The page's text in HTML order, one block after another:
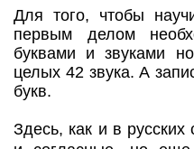
Для того, чтобы
первым делом
буквами и звуками
целых 42 звука. А
букв.
Здесь, как и в